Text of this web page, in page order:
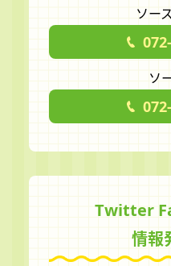
ソー
ソ
Twitter
情報